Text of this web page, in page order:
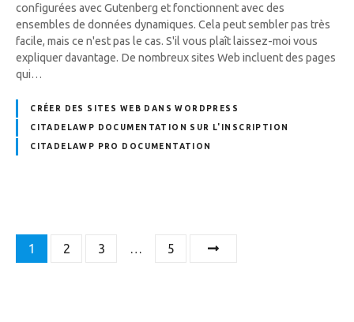
configurées avec Gutenberg et fonctionnent avec des
ensembles de données dynamiques. Cela peut sembler pas très
facile, mais ce n'est pas le cas. S'il vous plaît laissez-moi vous
expliquer davantage. De nombreux sites Web incluent des pages
qui…
CRÉER DES SITES WEB DANS WORDPRESS
CITADELAWP DOCUMENTATION SUR L'INSCRIPTION
CITADELAWP PRO DOCUMENTATION
N
1 2 3 … 5